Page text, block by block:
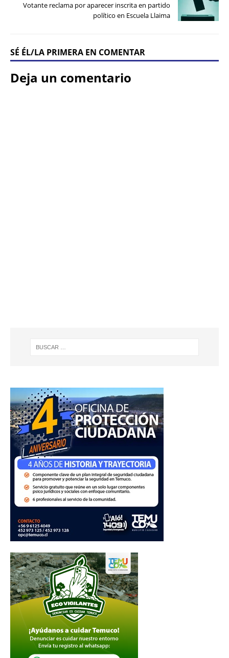
Votante reclama por aparecer inscrita en partido
político en Escuela Llaima
SÉ ÉL/LA PRIMERA EN COMENTAR
Deja un comentario